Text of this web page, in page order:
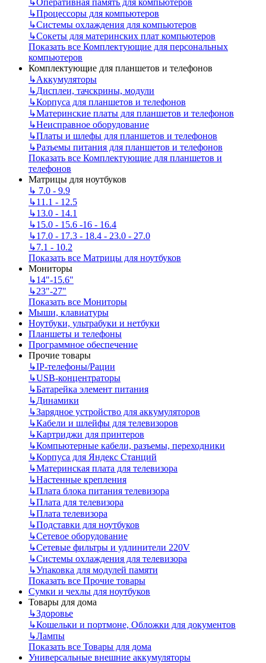
↳Процессоры для компьютеров
↳Системы охлаждения для компьютеров
↳Сокеты для материнских плат компьютеров
Показать все Комплектующие для персональных
компьютеров
Комплектующие для планшетов и телефонов
↳Аккумуляторы
↳Дисплеи, тачскрины, модули
↳Корпуса для планшетов и телефонов
↳Материнские платы для планшетов и телефонов
↳Неисправное оборудование
↳Платы и шлефы для планшетов и телефонов
↳Разъемы питания для планшетов и телефонов
Показать все Комплектующие для планшетов и
телефонов
Матрицы для ноутбуков
↳ 7.0 - 9.9
↳11.1 - 12.5
↳13.0 - 14.1
↳15.0 - 15.6 -16 - 16.4
↳17.0 - 17.3 - 18.4 - 23.0 - 27.0
↳7.1 - 10.2
Показать все Матрицы для ноутбуков
Мониторы
↳14"-15.6"
↳23"-27"
Показать все Мониторы
Мыши, клавиатуры
Ноутбуки, ультрабуки и нетбуки
Планшеты и телефоны
Программное обеспечение
Прочие товары
↳IP‑телефоны/Рации
↳USB-концентраторы
↳Батарейка элемент питания
↳Динамики
↳Зарядное устройство для аккумуляторов
↳Кабели и шлейфы для телевизоров
↳Картриджи для принтеров
↳Компьютерные кабели, разъемы, переходники
↳Корпуса для Яндекс Станций
↳Материнская плата для телевизора
↳Настенные крепления
↳Плата блока питания телевизора
↳Плата для телевизора
↳Плата телевизора
↳Подставки для ноутбуков
↳Сетевое оборудование
↳Сетевые фильтры и удлинители 220V
↳Системы охлаждения для телевизора
↳Упаковка для модулей памяти
Показать все Прочие товары
Сумки и чехлы для ноутбуков
Товары для дома
↳Здоровье
↳Кошельки и портмоне, Обложки для документов
↳Лампы
Показать все Товары для дома
Универсальные внешние аккумуляторы